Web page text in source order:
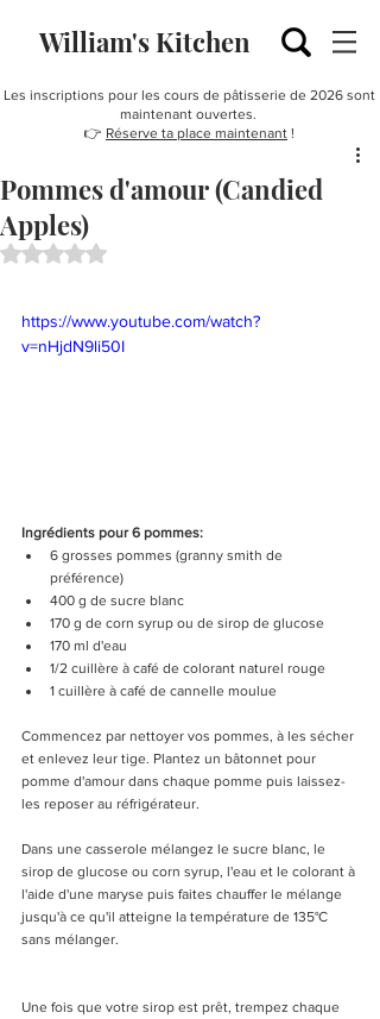
William's Kitchen
Les inscriptions pour les cours de pâtisserie de 2026 sont
maintenant ouvertes.
👉 Réserve ta place maintenant !
Pommes d'amour (Candied
Apples)
Noté NaN étoiles sur 5.
https://www.youtube.com/watch?
v=nHjdN9li50I
Ingrédients pour 6 pommes:
6 grosses pommes (granny smith de
préférence)
400 g de sucre blanc
170 g de corn syrup ou de sirop de glucose
170 ml d'eau
1/2 cuillère à café de colorant naturel rouge
1 cuillère à café de cannelle moulue
Commencez par nettoyer vos pommes, à les sécher
et enlevez leur tige. Plantez un bâtonnet pour
pomme d'amour dans chaque pomme puis laissez-
les reposer au réfrigérateur.
Dans une casserole mélangez le sucre blanc, le
sirop de glucose ou corn syrup, l'eau et le colorant à
l'aide d'une maryse puis faites chauffer le mélange
jusqu'à ce qu'il atteigne la température de 135°C
sans mélanger.
Une fois que votre sirop est prêt, trempez chaque